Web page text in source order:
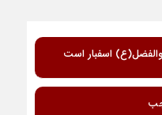
اسفبار است